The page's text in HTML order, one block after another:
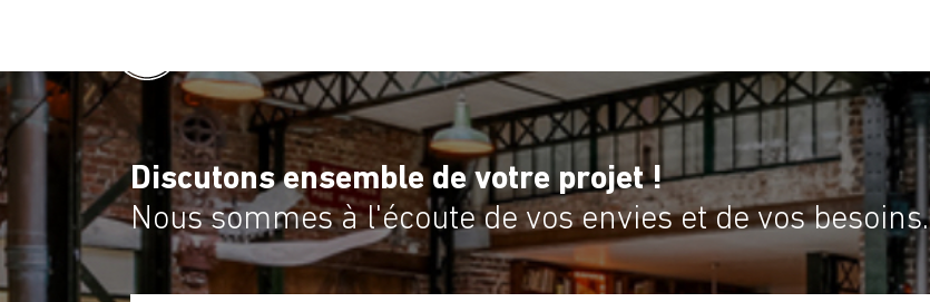
Discutons ensemble de votre projet !
Nous sommes à l'écoute de vos envies et de vos besoins.